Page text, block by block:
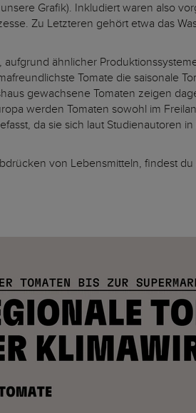
Grafik). Inkludiert waren also
Zu Letzteren gehört etwa das
ähnlicher
Tomate die saisonale
gewachsene Tomaten zeigen
werden Tomaten sowohl im
da sie sich laut Studienautoren
von Lebensmitteln, findest du